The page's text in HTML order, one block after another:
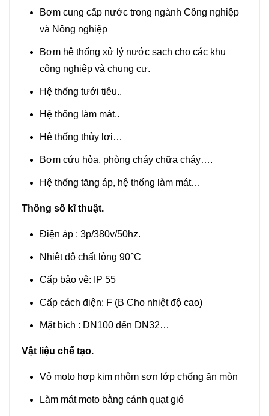
Bơm cung cấp nước trong ngành Công nghiệp
và Nông nghiệp
Bơm hệ thống xử lý nước sạch cho các khu
công nghiệp và chung cư.
Hệ thống tưới tiêu..
Hệ thống làm mát..
Hệ thống thủy lợi…
Bơm cứu hỏa, phòng cháy chữa cháy….
Hệ thống tăng áp, hệ thống làm mát…
Thông số kĩ thuật.
Điện áp : 3p/380v/50hz.
Nhiệt độ chất lỏng 90°C
Cấp bảo vệ: IP 55
Cấp cách điện: F (B Cho nhiệt độ cao)
Mặt bích : DN100 đến DN32…
Vật liệu chế tạo.
Vỏ moto hợp kim nhôm sơn lớp chống ăn mòn
Làm mát moto bằng cánh quạt gió